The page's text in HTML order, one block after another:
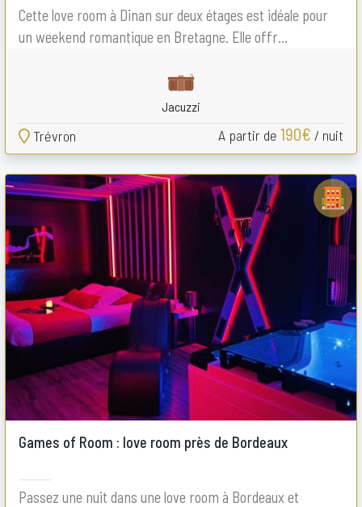
Cette love room à Dinan sur deux étages est idéale pour
un weekend romantique en Bretagne. Elle offr...
Jacuzzi
Trévron A partir de 190€ / nuit
Games of Room : love room près de Bordeaux
Passez une nuit dans une love room à Bordeaux et